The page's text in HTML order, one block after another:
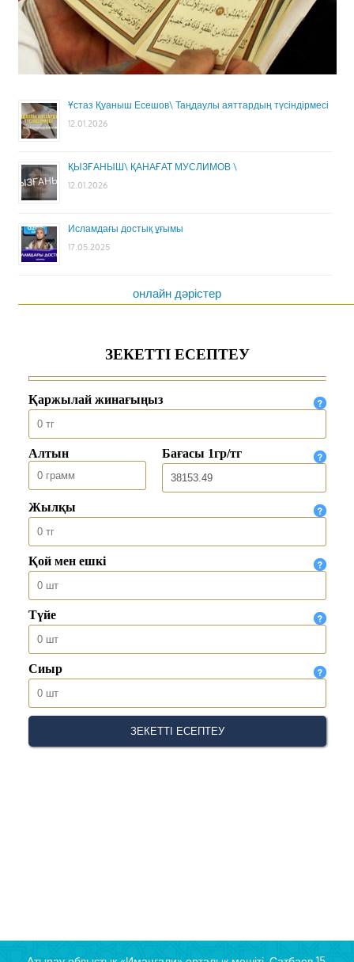
Ұстаз Қуаныш Есешов\ Таңдаулы аяттардың түсіндірмесі
12.01.2026
ҚЫЗҒАНЫШ\ ҚАНАҒАТ МУСЛИМОВ \
12.01.2026
Исламдағы достық ұғымы
17.05.2025
онлайн дәрістер